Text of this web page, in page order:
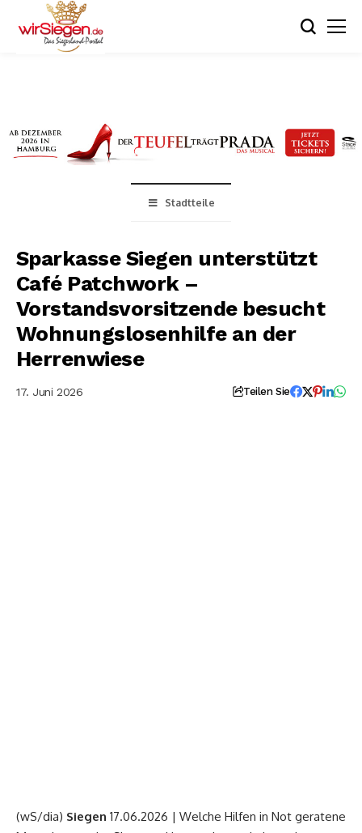
Stadtteile
Sparkasse Siegen unterstützt
Café Patchwork –
Vorstandsvorsitzende besucht
Wohnungslosenhilfe an der
Herrenwiese
17. Juni 2026 Teilen Sie
(wS/dia) Siegen 17.06.2026 | Welche Hilfen in Not geratene